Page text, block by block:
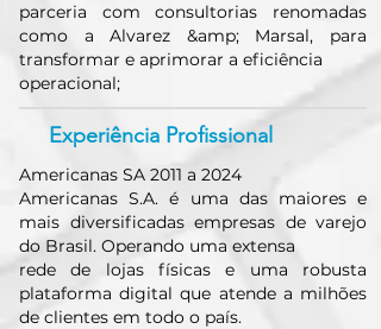
parceria com consultorias renomadas
como a Alvarez &amp; Marsal, para
transformar e aprimorar a eficiência
operacional;
Experiência Profissional
Americanas SA 2011 a 2024
Americanas S.A. é uma das maiores e
mais diversificadas empresas de varejo
do Brasil. Operando uma extensa
rede de lojas físicas e uma robusta
plataforma digital que atende a milhões
de clientes em todo o país.